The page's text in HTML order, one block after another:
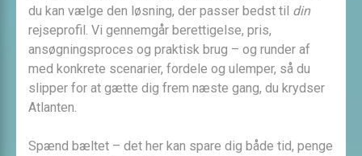
du kan vælge den løsning, der passer bedst til din
rejseprofil. Vi gennemgår berettigelse, pris,
ansøgningsproces og praktisk brug – og runder af
med konkrete scenarier, fordele og ulemper, så du
slipper for at gætte dig frem næste gang, du krydser
Atlanten.
Spænd bæltet – det her kan spare dig både tid, penge